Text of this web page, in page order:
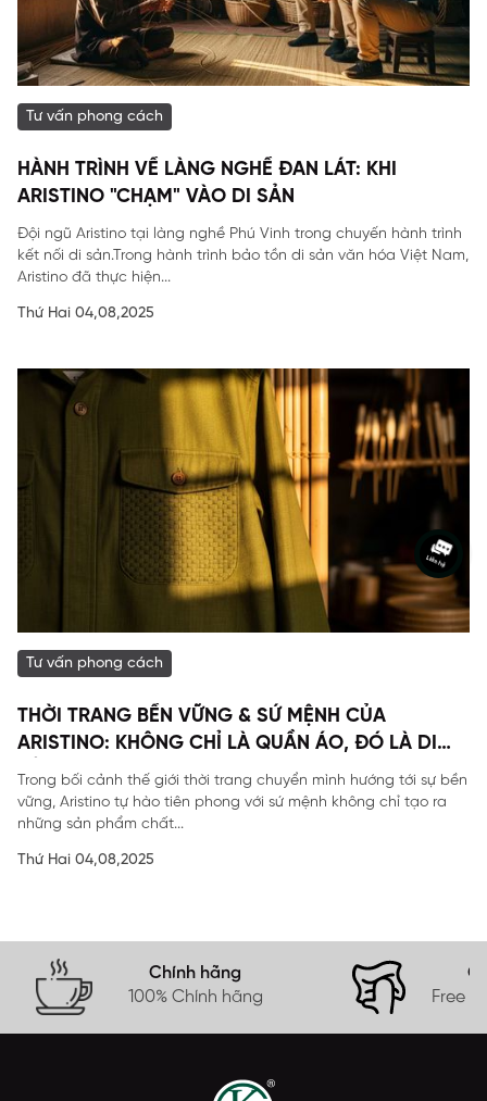
Tư vấn phong cách
HÀNH TRÌNH VỀ LÀNG NGHỀ ĐAN LÁT: KHI
ARISTINO "CHẠM" VÀO DI SẢN
Đội ngũ Aristino tại làng nghề Phú Vinh trong chuyến hành trình
kết nối di sản.Trong hành trình bảo tồn di sản văn hóa Việt Nam,
Aristino đã thực hiện...
Thứ Hai 04,08,2025
Tư vấn phong cách
THỜI TRANG BỀN VỮNG & SỨ MỆNH CỦA
ARISTINO: KHÔNG CHỈ LÀ QUẦN ÁO, ĐÓ LÀ DI
SẢN
Trong bối cảnh thế giới thời trang chuyển mình hướng tới sự bền
vững, Aristino tự hào tiên phong với sứ mệnh không chỉ tạo ra
những sản phẩm chất...
Thứ Hai 04,08,2025
Chính hãng
100% Chính hãng
Free